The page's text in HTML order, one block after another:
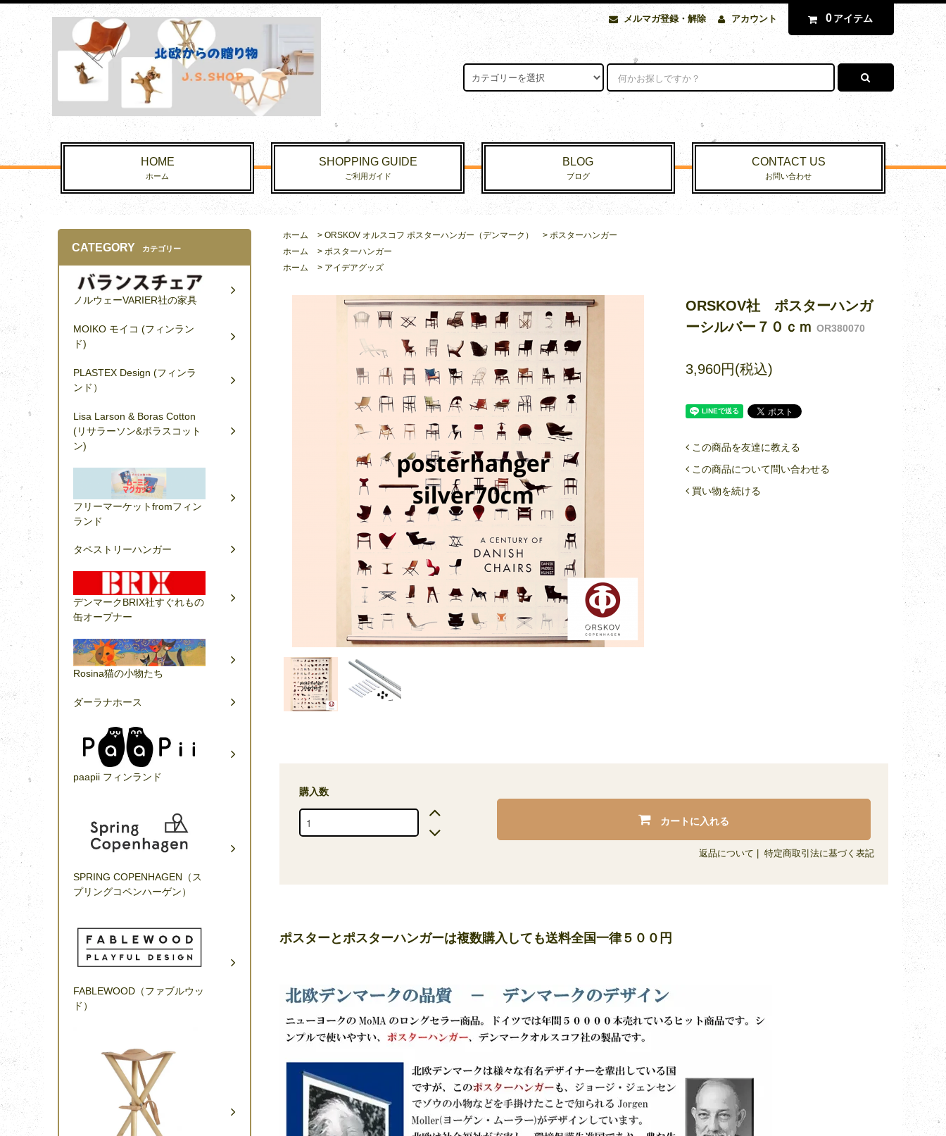
メルマガ登録・解除 アカウント 0 アイテム
HOME
ホーム
SHOPPING GUIDE
ご利用ガイド
BLOG
ブログ
CONTACT US
お問い合わせ
ホーム > ORSKOV オルスコフ ポスターハンガー（デンマーク） > ポスターハンガー
ホーム
> ポスターハンガー
ホーム
> アイデアグッズ
ORSKOV社 ポスターハンガ
ーシルバー７０ｃｍ OR380070
3,960円(税込)
この商品を友達に教える
この商品について問い合わせる
買い物を続ける
購入数
カートに入れる
返品について 特定商取引法に基づく表記
ポスターとポスターハンガーは複数購入しても送料全国一律５００円
CATEGORY カテゴリー
ノルウェーVARIER社の家具
MOIKO モイコ (フィンラン
ド)
PLASTEX Design (フィンラ
ンド）
Lisa Larson & Boras Cotton
(リサラーソン&ボラスコット
ン)
フリーマーケットfromフィン
ランド
タペストリーハンガー
デンマークBRIX社すぐれもの
缶オープナー
Rosina猫の小物たち
ダーラナホース
paapii フィンランド
SPRING COPENHAGEN（ス
プリングコペンハーゲン）
FABLEWOOD（ファブルウッ
ド）